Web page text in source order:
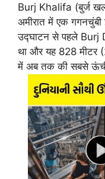
Burj Khalifa (बुर्ज
अमीरात में एक
उद्घाटन से पहले Burj
था और यह 828 मीटर
में अब तक की सबसे ऊंची